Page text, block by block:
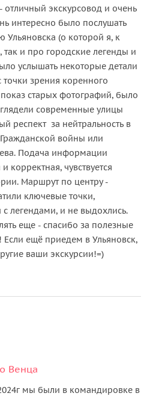
отличный экскурсовод и очень
интересно было послушать
Ульяновска (о которой я, к
так и про городские легенды и
услышать некоторые детали
точки зрения коренного
старых фотографий, было
современные улицы
респект за нейтральность в
войны или
Подача информации
корректная, чувствуется
Маршрут по центру -
ключевые точки,
легендами, и не выдохлись.
еще - спасибо за полезные
ещё приедем в Ульяновск,
ваши экскурсии!=)
Венца
мы были в командировке в